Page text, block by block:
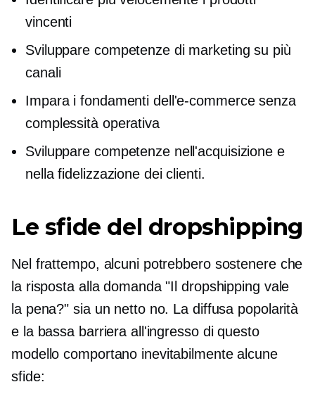
vincenti
Sviluppare competenze di marketing su più
canali
Impara i fondamenti dell'e-commerce senza
complessità operativa
Sviluppare competenze nell'acquisizione e
nella fidelizzazione dei clienti.
Le sfide del dropshipping
Nel frattempo, alcuni potrebbero sostenere che
la risposta alla domanda "Il dropshipping vale
la pena?" sia un netto no. La diffusa popolarità
e la bassa barriera all'ingresso di questo
modello comportano inevitabilmente alcune
sfide: